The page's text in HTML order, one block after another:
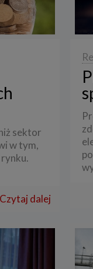
sektor
w tym,
Czytaj dalej